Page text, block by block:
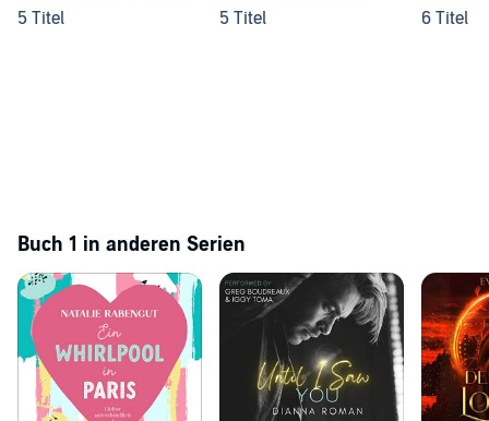
5 Titel
5 Titel
6 Titel
Buch 1 in anderen Serien